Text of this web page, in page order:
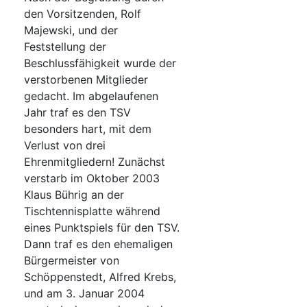
den Vorsitzenden, Rolf
Majewski, und der
Feststellung der
Beschlussfähigkeit wurde der
verstorbenen Mitglieder
gedacht. Im abgelaufenen
Jahr traf es den TSV
besonders hart, mit dem
Verlust von drei
Ehrenmitgliedern! Zunächst
verstarb im Oktober 2003
Klaus Bührig an der
Tischtennisplatte während
eines Punktspiels für den TSV.
Dann traf es den ehemaligen
Bürgermeister von
Schöppenstedt, Alfred Krebs,
und am 3. Januar 2004